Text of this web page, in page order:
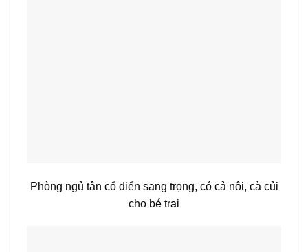
Phòng ngủ tân cổ điển sang trọng, có cả nôi, cà củi
cho bé trai